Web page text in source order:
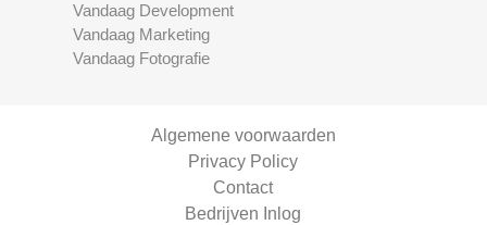
Vandaag Development
Vandaag Marketing
Vandaag Fotografie
Algemene voorwaarden
Privacy Policy
Contact
Bedrijven Inlog